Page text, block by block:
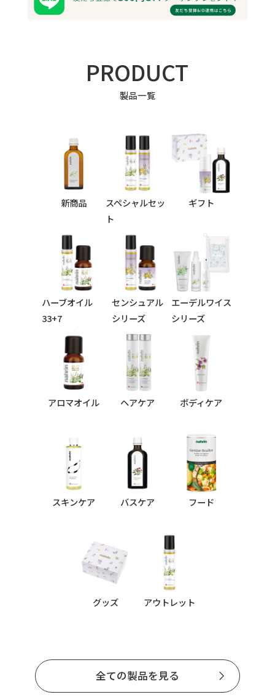
PRODUCT
製品一覧
新商品
スペシャルセッ
ト
ギフト
ハーブオイル
33+7
シリーズ
センシュアル
シリーズ
エーデルワイス
シリーズ
アロマオイル ヘアケア ボディケア
スキンケア バスケア フード
グッズ アウトレット
全ての製品を見る